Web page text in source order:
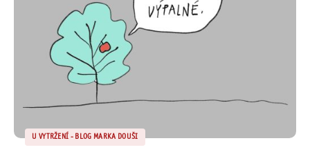
U VYTRŽENÍ - BLOG MARKA DOUŠI